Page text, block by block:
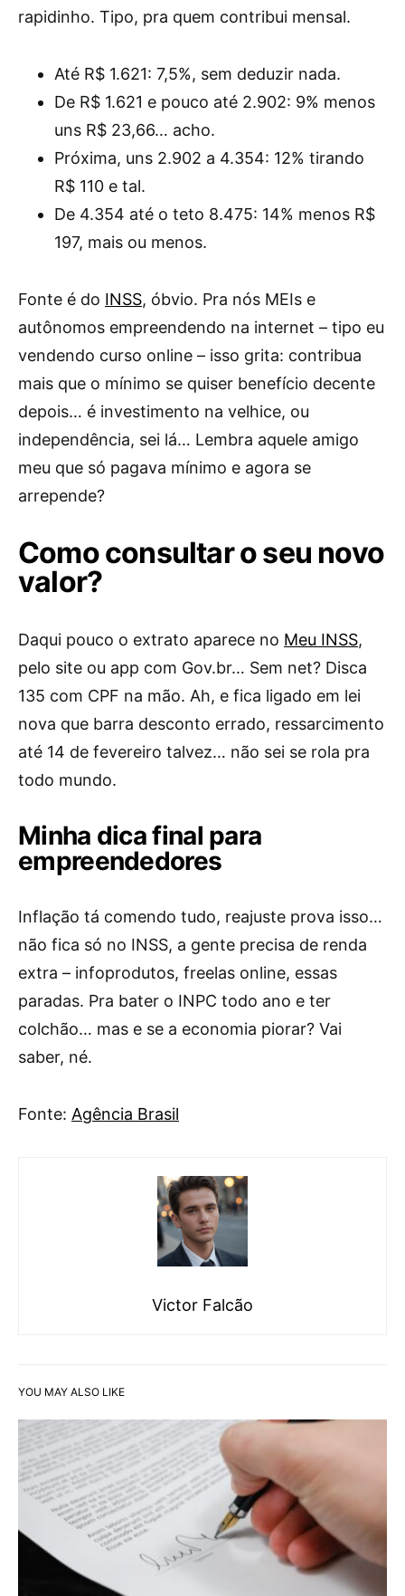
rapidinho. Tipo, pra quem contribui mensal.
Até R$ 1.621: 7,5%, sem deduzir nada.
De R$ 1.621 e pouco até 2.902: 9% menos
uns R$ 23,66… acho.
Próxima, uns 2.902 a 4.354: 12% tirando
R$ 110 e tal.
De 4.354 até o teto 8.475: 14% menos R$
197, mais ou menos.
Fonte é do INSS, óbvio. Pra nós MEIs e
autônomos empreendendo na internet – tipo eu
vendendo curso online – isso grita: contribua
mais que o mínimo se quiser benefício decente
depois… é investimento na velhice, ou
independência, sei lá… Lembra aquele amigo
meu que só pagava mínimo e agora se
arrepende?
Como consultar o seu novo
valor?
Daqui pouco o extrato aparece no Meu INSS,
pelo site ou app com Gov.br… Sem net? Disca
135 com CPF na mão. Ah, e fica ligado em lei
nova que barra desconto errado, ressarcimento
até 14 de fevereiro talvez… não sei se rola pra
todo mundo.
Minha dica final para
empreendedores
Inflação tá comendo tudo, reajuste prova isso…
não fica só no INSS, a gente precisa de renda
extra – infoprodutos, freelas online, essas
paradas. Pra bater o INPC todo ano e ter
colchão… mas e se a economia piorar? Vai
saber, né.
Fonte: Agência Brasil
Victor Falcão
YOU MAY ALSO LIKE